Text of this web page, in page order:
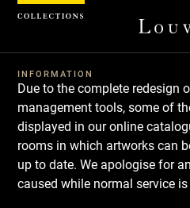
INFORMATION
Due to the complete redesign
management tools, some of
displayed in our online
rooms in which artworks can
up to date. We apologise for
caused while normal service
Cookies management panel